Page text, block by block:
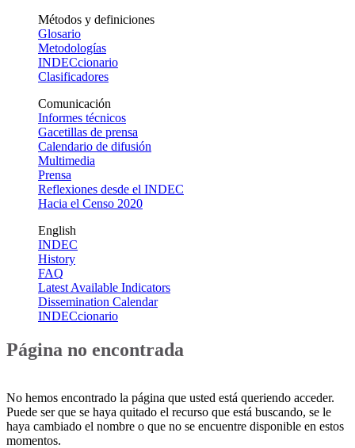
Métodos y definiciones
Glosario
Metodologías
INDECcionario
Clasificadores
Comunicación
Informes técnicos
Gacetillas de prensa
Calendario de difusión
Multimedia
Prensa
Reflexiones desde el INDEC
Hacia el Censo 2020
English
INDEC
History
FAQ
Latest Available Indicators
Dissemination Calendar
INDECcionario
Página no encontrada
No hemos encontrado la página que usted está queriendo acceder.
Puede ser que se haya quitado el recurso que está buscando, se le
haya cambiado el nombre o que no se encuentre disponible en estos
momentos.